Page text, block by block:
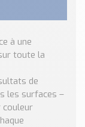
et micro-
à une
toute la
de
les surfaces –
couleur